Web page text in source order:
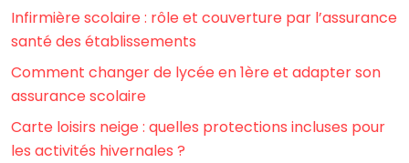
Infirmière scolaire : rôle et couverture par l’assurance
santé des établissements
Comment changer de lycée en 1ère et adapter son
assurance scolaire
Carte loisirs neige : quelles protections incluses pour
les activités hivernales ?